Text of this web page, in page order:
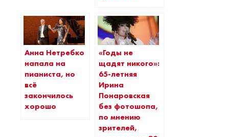
Анна Нетребко
напала на
пианиста, но
всё
закончилось
хорошо
«Годы не
щадят никого»:
65-летняя
Ирина
Понаровская
без фотошопа,
по мнению
зрителей,